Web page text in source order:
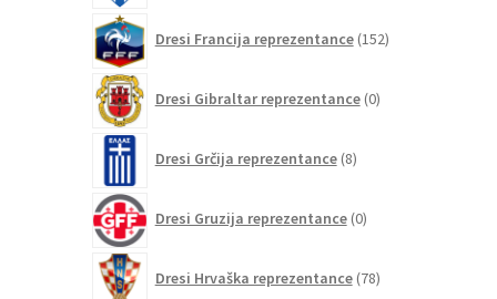
Dresi Francija reprezentance 152izdelkov
Dresi Gibraltar reprezentance 0izdelkov
Dresi Grčija reprezentance 8izdelkov
Dresi Gruzija reprezentance 0izdelkov
Dresi Hrvaška reprezentance 78izdelkov